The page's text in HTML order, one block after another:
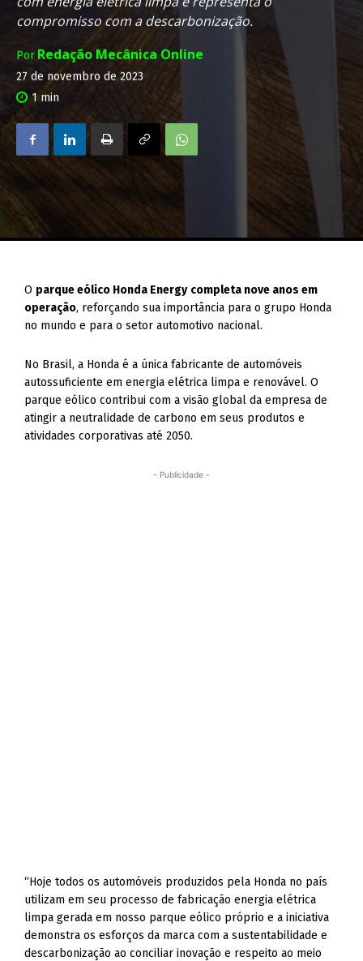
compromisso com a descarbonização.
Por Redação Mecânica Online
27 de novembro de 2023
1 min
O parque eólico Honda Energy completa nove anos em
operação, reforçando sua importância para o grupo Honda
no mundo e para o setor automotivo nacional.
No Brasil, a Honda é a única fabricante de automóveis
autossuficiente em energia elétrica limpa e renovável. O
parque eólico contribui com a visão global da empresa de
atingir a neutralidade de carbono em seus produtos e
atividades corporativas até 2050.
- Publicidade -
“Hoje todos os automóveis produzidos pela Honda no país
utilizam em seu processo de fabricação energia elétrica
limpa gerada em nosso parque eólico próprio e a iniciativa
demonstra os esforços da marca com a sustentabilidade e
descarbonização ao conciliar inovação e respeito ao meio